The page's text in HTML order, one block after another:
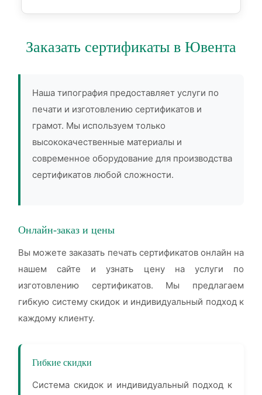
Заказать сертификаты в Ювента
Наша типография предоставляет услуги по
печати и изготовлению сертификатов и
грамот. Мы используем только
высококачественные материалы и
современное оборудование для производства
сертификатов любой сложности.
Онлайн-заказ и цены
Вы можете заказать печать сертификатов онлайн на
нашем сайте и узнать цену на услуги по
изготовлению сертификатов. Мы предлагаем
гибкую систему скидок и индивидуальный подход к
каждому клиенту.
Гибкие скидки
Система скидок и индивидуальный подход к